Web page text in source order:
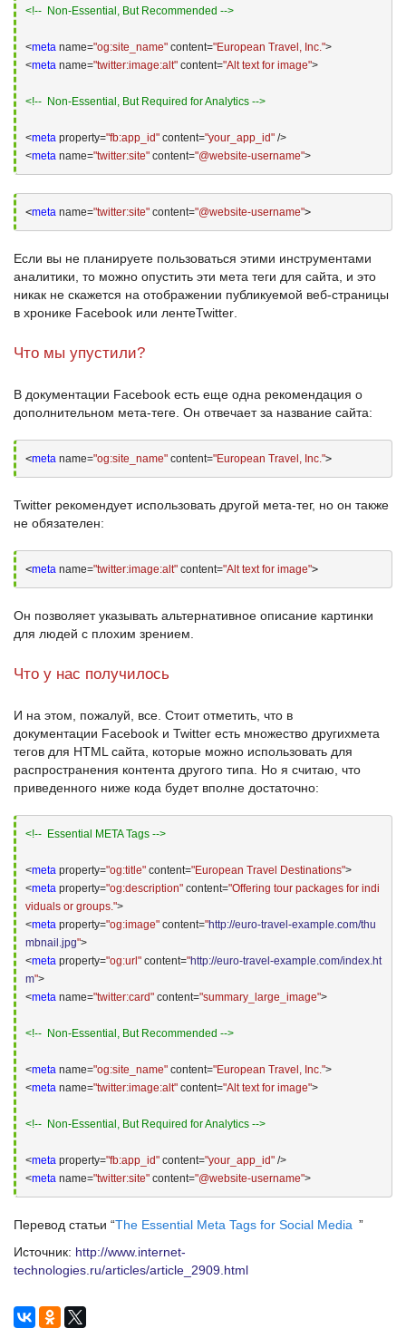
<!--  Non-Essential, But Recommended -->
<meta name="og:site_name" content="European Travel, Inc.">
<meta name="twitter:image:alt" content="Alt text for image">
<!--  Non-Essential, But Required for Analytics -->
<meta property="fb:app_id" content="your_app_id" />
<meta name="twitter:site" content="@website-username">
<meta name="twitter:site" content="@website-username">
Если вы не планируете пользоваться этими инструментами
аналитики, то можно опустить эти мета теги для сайта , и это
никак не скажется на отображении публикуемой веб-страницы
в хронике Facebook или лентеTwitter
Что мы упустили?
В документации Facebook есть еще одна рекомендация о
дополнительном мета-теге. Он отвечает за название сайта:
<meta name="og:site_name" content="European Travel, Inc.">
Twitter рекомендует использовать другой мета-тег, но он также
не обязателен:
<meta name="twitter:image:alt" content="Alt text for image">
Он позволяет указывать альтернативное описание картинки
для людей с плохим зрением.
Что у нас получилось
И на этом, пожалуй, все. Стоит отметить, что в
документации Facebook и Twitter есть множество другихмета
тегов для HTML сайта , которые можно использовать для
распространения контента другого типа. Но я считаю, что
приведенного ниже кода будет вполне достаточно:
<!--  Essential META Tags -->
<meta property="og:title" content="European Travel Destinations">
<meta property="og:description" content="Offering tour packages for indi
viduals or groups.">
<meta property="og:image" content="http://euro-travel-example.com/thu
mbnail.jpg">
<meta property="og:url" content="http://euro-travel-example.com/index.ht
m">
<meta name="twitter:card" content="summary_large_image">
<!--  Non-Essential, But Recommended -->
<meta name="og:site_name" content="European Travel, Inc.">
<meta name="twitter:image:alt" content="Alt text for image">
<!--  Non-Essential, But Required for Analytics -->
<meta property="fb:app_id" content="your_app_id" />
<meta name="twitter:site" content="@website-username">
Перевод статьи “The Essential Meta Tags for Social Media ”
Источник: http://www.internet-
technologies.ru/articles/article_2909.html